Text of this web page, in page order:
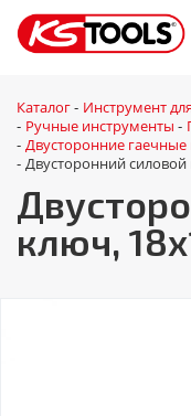
Каталог - Инструмент
- Ручные инструменты -
- Двусторонние
- Двусторонний
ключ,